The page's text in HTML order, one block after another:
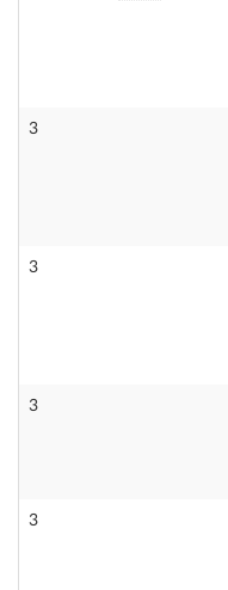
3
3
3
3